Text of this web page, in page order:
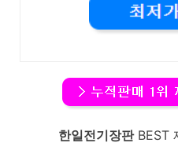
한일전기장판BEST